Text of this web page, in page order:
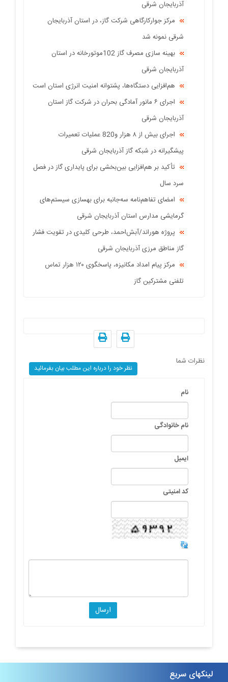
آذربایجان شرقی
مرکز جوارکارگاهی شرکت گاز، در استان آذربایجان
شرقی نمونه شد
بهینه سازی مصرف گاز 102موتورخانه در استان
آذربایجان شرقی
هم‌افزایی دستگاه‌ها، پشتوانه امنیت انرژی استان است
اجرای ۶ مانور آمادگی بحران در شرکت گاز استان
آذربایجان شرقی
اجرای بیش از ۸ هزار و820 عملیات تعمیرات
پیشگیرانه در شبکه گاز آذربایجان شرقی
تأکید بر هم‌افزایی بین‌بخشی برای پایداری گاز در فصل
سرد سال
امضای تفاهم‌نامه سه‌جانبه برای بهسازی سیستم‌های
گرمایشی مدارس استان آذربایجان شرقی
پروژه هوراند/آبش‌احمد، طرحی کلیدی در تقویت فشار
گاز مناطق مرزی آذربایجان شرقی
مرکز پیام امداد مکانیزه، پاسخگوی ۱۲۰ هزار تماس
تلفنی مشترکین گاز
نظرات شما
نام
نام خانوادگی
ایمیل
کد امنیتی
نظر خود را درباره این مطلب بیان بفرمائید
لینکهای سریع